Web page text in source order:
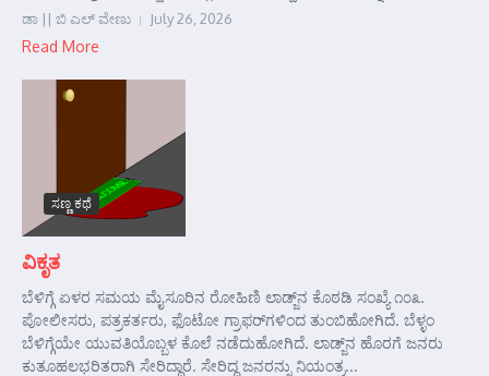
ಡಾ || ಬಿ ಎಲ್ ವೇಣು July 26, 2026
Read More
ಸಣ್ಣ ಕಥೆ
ವಿಕೃತ
ಬೆಳಿಗ್ಗೆ ಏಳರ ಸಮಯ ಮೈಸೂರಿನ ರೋಹಿಣಿ ಲಾಡ್ಜ್‌ನ ಕೊಠಡಿ ಸಂಖ್ಯೆ ೧೦೩.
ಪೋಲೀಸರು, ಪತ್ರಕರ್ತರು, ಫೊಟೋ ಗ್ರಾಫರ್‌ಗಳಿಂದ ತುಂಬಿಹೋಗಿದೆ. ಬೆಳ್ಳಂ
ಬೆಳಿಗ್ಗೆಯೇ ಯುವತಿಯೊಬ್ಬಳ ಕೊಲೆ ನಡೆದುಹೋಗಿದೆ. ಲಾಡ್ಜ್‌ನ ಹೊರಗೆ ಜನರು
ಕುತೂಹಲಭರಿತರಾಗಿ ಸೇರಿದ್ದಾರೆ. ಸೇರಿದ್ದ ಜನರನ್ನು ನಿಯಂತ್ರ...